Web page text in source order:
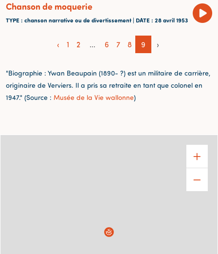
Chanson de moquerie
TYPE : chanson narrative ou de divertissement | DATE : 28 avril 1953
‹ 1 2 ... 6 7 8 9 ›
"Biographie : Ywan Beaupain (1890- ?) est un militaire de carrière,
originaire de Verviers. Il a pris sa retraite en tant que colonel en
1947." (Source : Musée de la Vie wallonne)